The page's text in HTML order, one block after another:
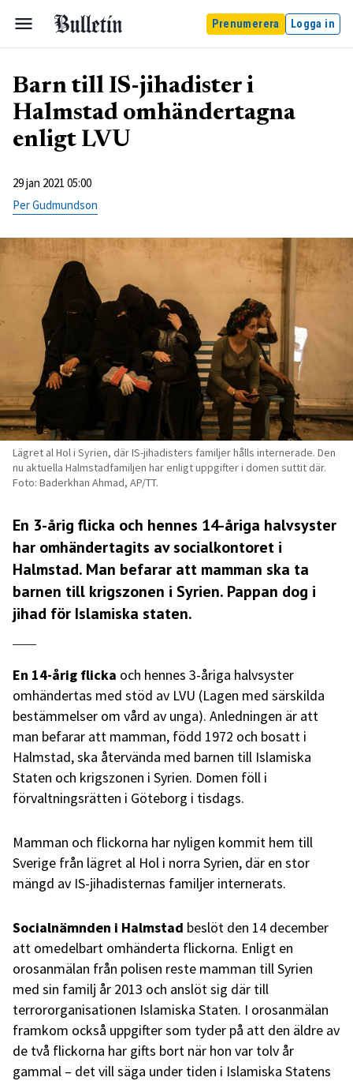
Prenumerera Logga in
Barn till IS-jihadister i
Halmstad omhändertagna
enligt LVU
29 jan 2021 05:00
Per Gudmundson
Lägret al Hol i Syrien, där IS-jihadisters familjer hålls internerade. Den
nu aktuella Halmstadfamiljen har enligt uppgifter i domen suttit där.
Foto: Baderkhan Ahmad, AP/TT.
En 3-årig flicka och hennes 14-åriga halvsyster
har omhändertagits av socialkontoret i
Halmstad. Man befarar att mamman ska ta
barnen till krigszonen i Syrien. Pappan dog i
jihad för Islamiska staten.
En 14-årig flicka och hennes 3-åriga halvsyster
omhändertas med stöd av LVU (Lagen med särskilda
bestämmelser om vård av unga). Anledningen är att
man befarar att mamman, född 1972 och bosatt i
Halmstad, ska återvända med barnen till Islamiska
Staten och krigszonen i Syrien. Domen föll i
förvaltningsrätten i Göteborg i tisdags.
Mamman och flickorna har nyligen kommit hem till
Sverige från lägret al Hol i norra Syrien, där en stor
mängd av IS-jihadisternas familjer internerats.
Socialnämnden i Halmstad beslöt den 14 december
att omedelbart omhänderta flickorna. Enligt en
orosanmälan från polisen reste mamman till Syrien
med sin familj år 2013 och anslöt sig där till
terrororganisationen Islamiska Staten. I orosanmälan
framkom också uppgifter som tyder på att den äldre av
de två flickorna har gifts bort när hon var tolv år
gammal – det vill säga under tiden i Islamiska Statens